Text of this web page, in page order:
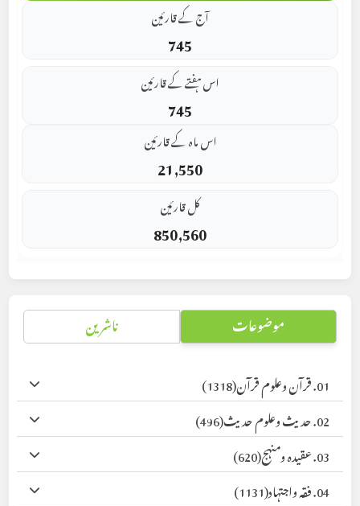
آج کے قارئین
745
اس ہفتے کے قارئین
745
اس ماہ کے قارئین
21,550
کل قارئین
850,560
موضوعات ناشرین
01. قرآن وعلوم قرآن
(1318)
02. حدیث وعلوم حدیث
(496)
03. عقیدہ ومنہج
(620)
04. فقہ واجتہاد
(1131)